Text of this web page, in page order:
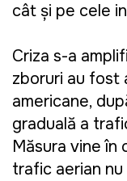
cât și pe cele
Criza s-a
zboruri au fost
americane,
graduală a
Măsura vine
trafic aerian nu